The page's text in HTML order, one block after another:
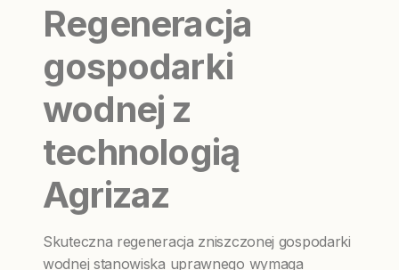
Regeneracja
gospodarki
wodnej z
technologią
Agrizaz
Skuteczna regeneracja zniszczonej gospodarki
wodnej stanowiska uprawnego wymaga